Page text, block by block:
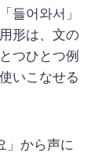
들어와서」
形は、文の
つひとつ例
いこなせる
」から声に